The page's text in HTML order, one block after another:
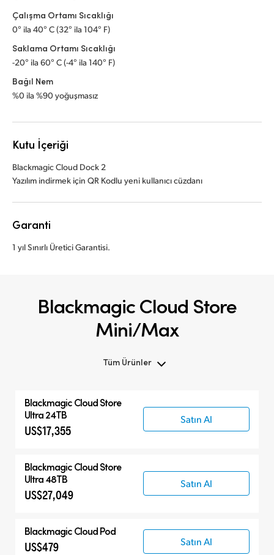
Çalışma Ortamı Sıcaklığı
0° ila 40° C (32° ila 104° F)
Saklama Ortamı Sıcaklığı
-20° ila 60° C (-4° ila 140° F)
Bağıl Nem
%0 ila %90 yoğuşmasız
Kutu İçeriği
Blackmagic Cloud Dock 2
Yazılım indirmek için QR Kodlu yeni kullanıcı cüzdanı
Garanti
1 yıl Sınırlı Üretici Garantisi.
Blackmagic Cloud Store
Mini/Max
Tüm Ürünler
Blackmagic Cloud Store Mini
Blackmagic Cloud Store Max
Blackmagic Cloud Store
Ultra 24TB
US$17,355
Satın Al
Blackmagic Cloud Store
Ultra 48TB
US$27,049
Satın Al
Blackmagic Cloud Pod
US$479 Satın Al